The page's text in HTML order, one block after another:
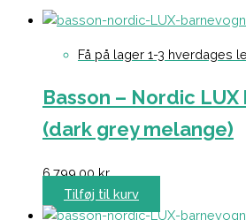
Få på lager 1-3 hverdages
Basson – Nordic
(dark grey melange)
6.799,00kr.
Tilføj til kurv